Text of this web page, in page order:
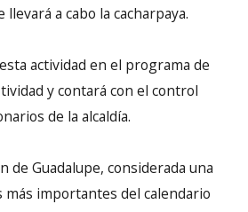
a cabo la cacharpaya.
actividad en el programa de
y contará con el control
de la alcaldía.
de Guadalupe, considerada una
más importantes del calendario